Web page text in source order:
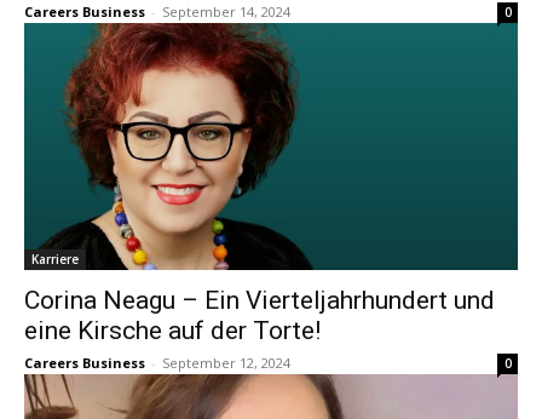
Careers Business - September 14, 2024 0
Karriere
Corina Neagu – Ein Vierteljahrhundert und
eine Kirsche auf der Torte!
Careers Business - September 12, 2024 0